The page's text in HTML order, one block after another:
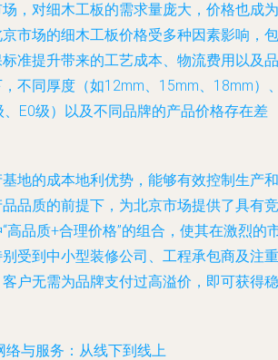
，对细木工板的需求量庞大，价格也成为
市场的细木工板价格受多种因素影响，包
准提升带来的工艺成本、物流费用以及品
不同厚度（如12mm、15mm、18mm）
E0级）以及不同品牌的产品价格存在差
地的成本地利优势，能够有效控制生产和
品质的前提下，为北京市场提供了具有竞
高品质+合理价格”的组合，使其在激烈的
受到中小型装修公司、工程承包商及注重
户无需为品牌支付过高溢价，即可获得稳
络与服务：从线下到线上